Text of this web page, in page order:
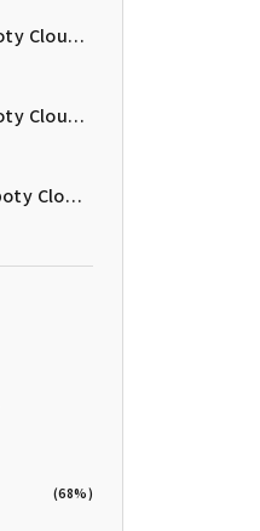
Dámské silniční běžecké boty Cloudsurfer Max
Dámské silniční běžecké boty Cloudsurfer Max
Dámské běžecké trailové boty Cloudultra 3
(68%)